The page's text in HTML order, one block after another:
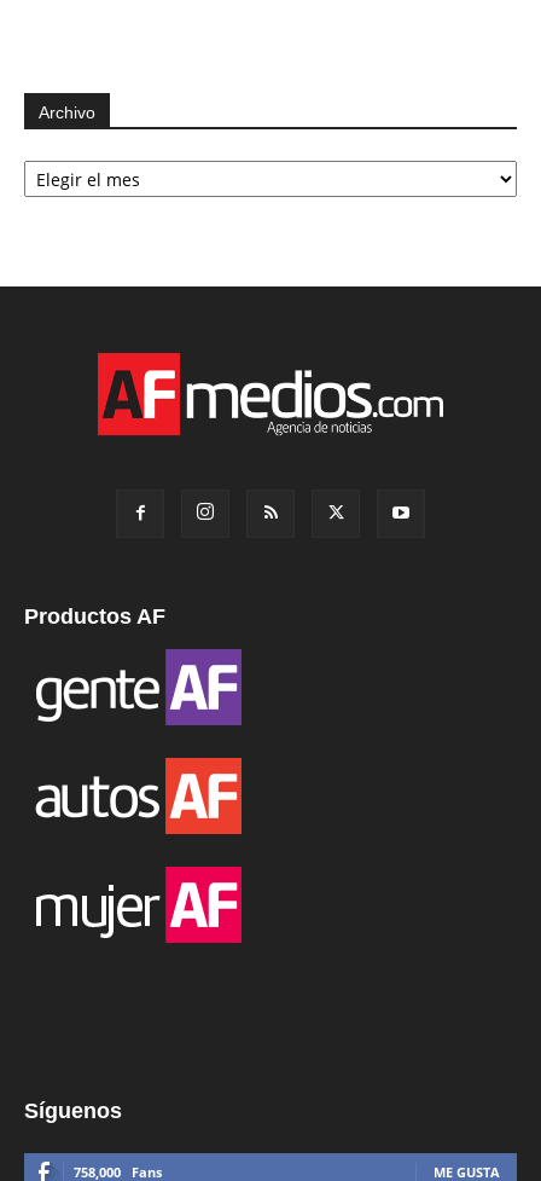
Archivo
Archivo
Productos AF
Síguenos
758,000 Fans ME GUSTA